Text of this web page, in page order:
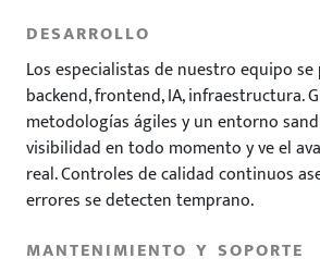
DESARROLLO
Los especialistas de nuestro equipo
backend, frontend, IA, infraestructura.
metodologías ágiles y un entorno
visibilidad en todo momento y ve el
real. Controles de calidad continuos
errores se detecten temprano.
MANTENIMIENTO Y SOPORTE